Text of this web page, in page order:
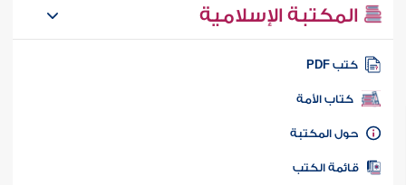
المكتبة الإسلامية
كتب PDF
كتاب الأمة
المكتبة